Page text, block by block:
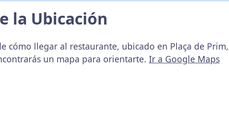
la Ubicación
cómo llegar al restaurante, ubicado en Plaça de
un mapa para orientarte. Ir a Google Maps